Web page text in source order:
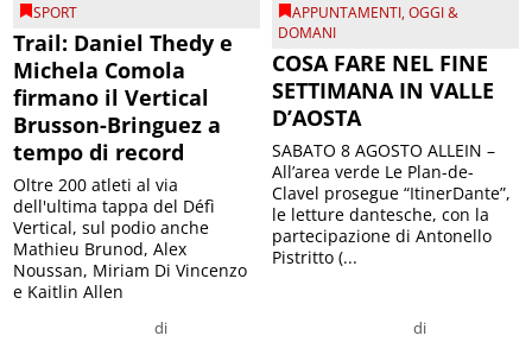
SPORT
Trail: Daniel Thedy e
Michela Comola
firmano il Vertical
Brusson-Bringuez a
tempo di record
di
Oltre 200 atleti al via
dell'ultima tappa del Défì
Vertical, sul podio anche
Mathieu Brunod, Alex
Noussan, Miriam Di Vincenzo
e Kaitlin Allen
APPUNTAMENTI,OGGI &
DOMANI
COSA FARE NEL FINE
SETTIMANA IN VALLE
D’AOSTA
di
SABATO 8 AGOSTO ALLEIN –
All’area verde Le Plan-de-
Clavel prosegue “ItinerDante”,
le letture dantesche, con la
partecipazione di Antonello
Pistritto (...